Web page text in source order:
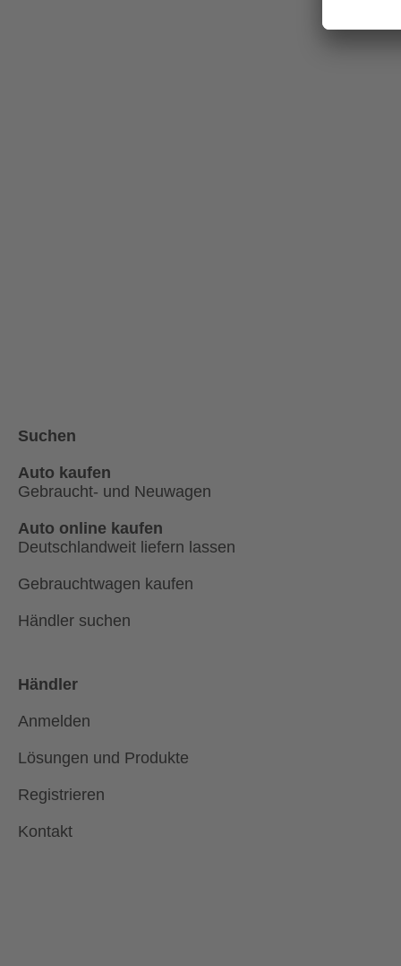
Suchen
Auto kaufen
Gebraucht- und Neuwagen
Auto online kaufen
Deutschlandweit liefern lassen
Gebrauchtwagen kaufen
Händler suchen
Händler
Anmelden
Lösungen und Produkte
Registrieren
Kontakt